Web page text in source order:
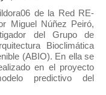
de la Red RE-
Miguel Núñez Peiró,
del Grupo de
Bioclimática
(ABIO). En ella se
en el proyecto
predictivo del